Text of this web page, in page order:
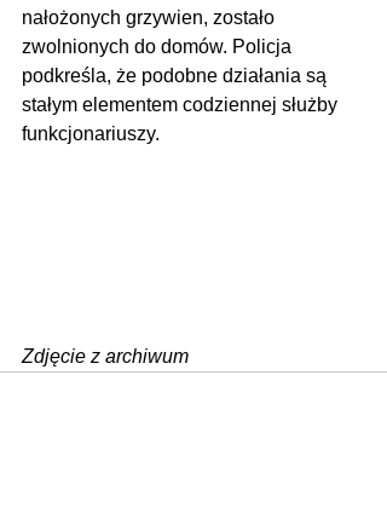
nałożonych grzywien, zostało
zwolnionych do domów. Policja
podkreśla, że podobne działania są
stałym elementem codziennej służby
funkcjonariuszy.
Zdjęcie z archiwum